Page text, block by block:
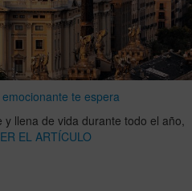
te espera
llena de vida durante todo el año,
EL ARTÍCULO